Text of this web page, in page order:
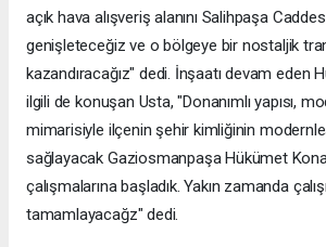
açık hava alışveriş alanını Salihpaşa
genişleteceğiz ve o bölgeye bir nostaljik
kazandıracağız" dedi. İnşaatı devam eden
ilgili de konuşan Usta, "Donanımlı yapısı,
mimarisiyle ilçenin şehir kimliğinin
sağlayacak Gaziosmanpaşa Hükümet
çalışmalarına başladık. Yakın zamanda
tamamlayacağz" dedi.